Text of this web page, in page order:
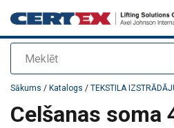
Meklēt
Pievienots jūsu pasūtījumam
Sākums / Katalogs / TEKSTILA
Celšanas soma